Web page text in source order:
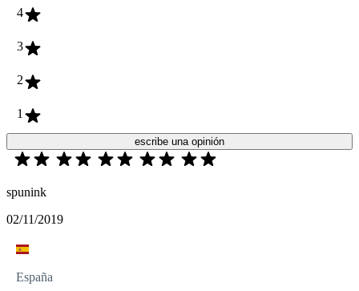
4
3
2
1
escribe una opinión
spunink
02/11/2019
España